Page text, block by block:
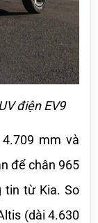
điện EV9
mm và
để chân 965
tin từ Kia. So
(dài 4.630